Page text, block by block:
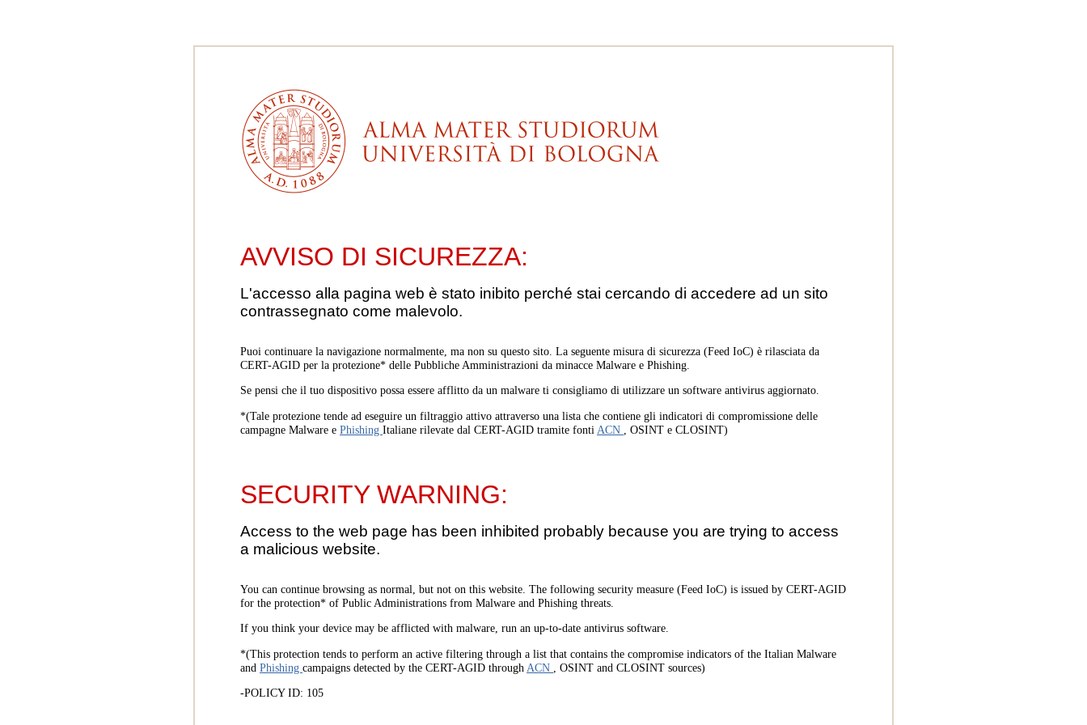
AVVISO DI SICUREZZA:
L'accesso alla pagina web è stato inibito perché stai cercando di accedere ad un sito
contrassegnato come malevolo.
Puoi continuare la navigazione normalmente, ma non su questo sito. La seguente misura di sicurezza (Feed IoC) è rilasciata da
CERT-AGID per la protezione* delle Pubbliche Amministrazioni da minacce Malware e Phishing.
Se pensi che il tuo dispositivo possa essere afflitto da un malware ti consigliamo di utilizzare un software antivirus aggiornato.
*(Tale protezione tende ad eseguire un filtraggio attivo attraverso una lista che contiene gli indicatori di compromissione delle
campagne Malware e Phishing Italiane rilevate dal CERT-AGID tramite fonti ACN , OSINT e CLOSINT)
SECURITY WARNING:
Access to the web page has been inhibited probably because you are trying to access
a malicious website.
You can continue browsing as normal, but not on this website. The following security measure (Feed IoC) is issued by CERT-AGID
for the protection* of Public Administrations from Malware and Phishing threats.
If you think your device may be afflicted with malware, run an up-to-date antivirus software.
*(This protection tends to perform an active filtering through a list that contains the compromise indicators of the Italian Malware
and Phishing campaigns detected by the CERT-AGID through ACN
, OSINT and CLOSINT sources)
-POLICY ID: 105